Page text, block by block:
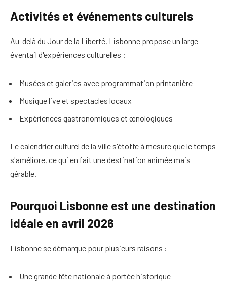
Activités et événements culturels
Au-delà du Jour de la Liberté, Lisbonne propose un large
éventail d'expériences culturelles :
Musées et galeries avec programmation printanière
Musique live et spectacles locaux
Expériences gastronomiques et œnologiques
Le calendrier culturel de la ville s'étoffe à mesure que le temps
s'améliore, ce qui en fait une destination animée mais
gérable.
Pourquoi Lisbonne est une destination
idéale en avril 2026
Lisbonne se démarque pour plusieurs raisons :
Une grande fête nationale à portée historique